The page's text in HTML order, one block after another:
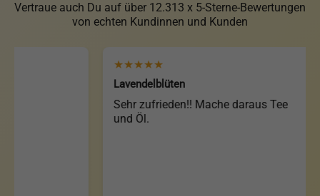
Vertraue auch Du auf über 12.313 x 5-Sterne-Bewertungen
von echten Kundinnen und Kunden
★★★★★
Lavendelblüten
Sehr zufrieden!! Mache daraus Tee
und Öl.